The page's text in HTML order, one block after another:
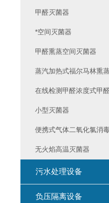
甲醛灭菌器
*空间灭菌器
甲醛熏蒸空间灭菌器
蒸汽加热式福尔马林熏
在线检测甲醛浓度式甲
小型灭菌器
便携式气体二氧化氯消
无火焰高温灭菌器
污水处理设备
负压隔离设备